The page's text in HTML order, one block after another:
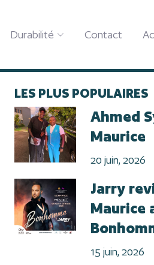
Durabilité Contact
LES PLUS POPULAIRES
Ahmed
Maurice
20 juin, 2026
Jarry
Maurice
15 juin, 2026